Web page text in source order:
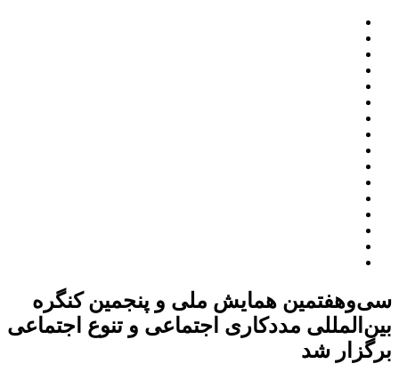
سی‌وهفتمین همایش ملی و پنجمین کنگره
بین‌المللی مددکاری اجتماعی و تنوع اجتماعی
برگزار شد